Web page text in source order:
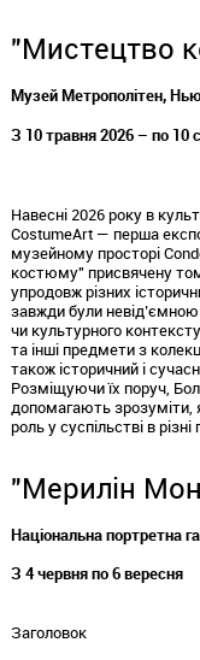
"Мистецтво
Музей Метрополітен,
З 10 травня 2026 – по 10
Навесні 2026 року в
CostumeArt— перша
музейному просторі
костюму" присвячену
упродовж різних
завжди булиневід’ємною
чи культурного
та інші предмети з
також історичний і
Розміщуючи їх поруч,
допомагають зрозуміти,
роль у суспільстві в різні
"Мерилін
Національна портретна
З 4 червня по 6 вересня
Заголовок